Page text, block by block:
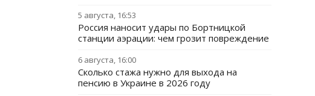
5 августа, 16:53
Россия наносит удары по Бортницкой
станции аэрации: чем грозит повреждение
6 августа, 16:00
Сколько стажа нужно для выхода на
пенсию в Украине в 2026 году